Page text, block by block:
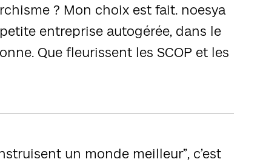
? Mon choix est fait. noesya
entreprise autogérée, dans le
Que fleurissent les SCOP et les
un monde meilleur”, c’est